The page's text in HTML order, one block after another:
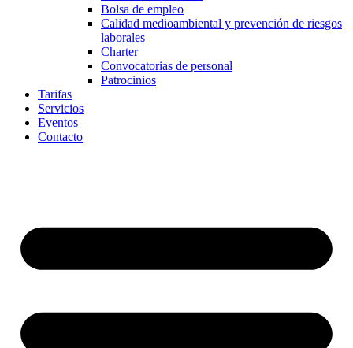
Bolsa de empleo
Calidad medioambiental y prevención de riesgos
laborales
Charter
Convocatorias de personal
Patrocinios
Tarifas
Servicios
Eventos
Contacto